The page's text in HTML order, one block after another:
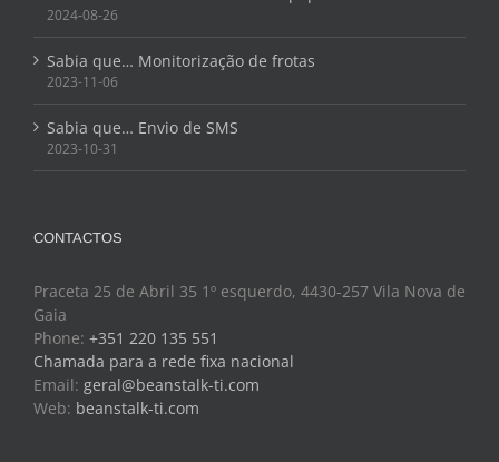
2024-08-26
Sabia que… Monitorização de frotas
2023-11-06
Sabia que… Envio de SMS
2023-10-31
CONTACTOS
Praceta 25 de Abril 35 1º esquerdo, 4430-257 Vila Nova de
Gaia
Phone: +351 220 135 551
Chamada para a rede fixa nacional
Email: geral@beanstalk-ti.com
Web: beanstalk-ti.com